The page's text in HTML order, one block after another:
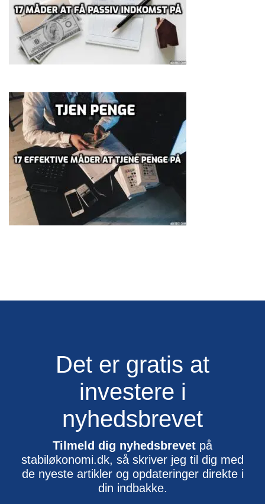
Det er gratis at
investere i
nyhedsbrevet
Tilmeld dig nyhedsbrevet på
stabiløkonomi.dk, så skriver jeg til dig med
de nyeste artikler og opdateringer direkte i
din indbakke.